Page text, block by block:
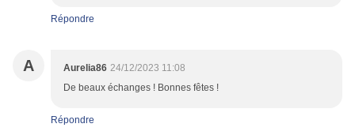
Répondre
A Aurelia86 24/12/2023 11:08
De beaux échanges ! Bonnes fêtes !
Répondre